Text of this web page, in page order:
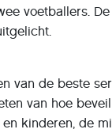
voetballers.
van de beste
van hoe
en kinderen, de